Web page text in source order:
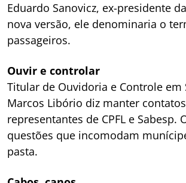
Eduardo Sanovicz, ex-presidente
nova versão, ele denominaria o
passageiros.
Ouvir e controlar
Titular de Ouvidoria e Controle em
Marcos Libório diz manter
representantes de CPFL e Sabesp.
questões que incomodam
pasta.